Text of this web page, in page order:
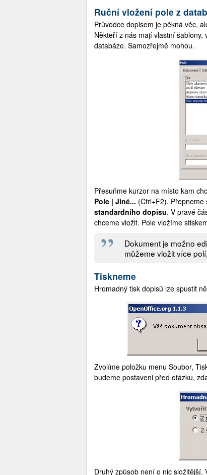
Ruční vložení pole z
Průvodce dopisem je pěkná věc,
Někteří z nás mají vlastní
databáze. Samozřejmě mohou.
Přesuňme kurzor na místo kam
Pole | Jiné... (Ctrl+F2).
standardního dopisu. V pravé
chceme vložit. Pole vložíme
Dokument je možno
můžeme vložit více
Tiskneme
Hromadný tisk dopisů lze spustit
Zvolíme položku menu Soubor,
budeme postaveni před otázku,
Druhý způsob není o nic složitější.